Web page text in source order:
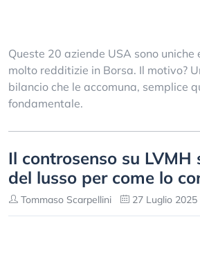
Queste 20 aziende USA sono uniche
molto redditizie in Borsa. Il motivo?
bilancio che le accomuna, semplice
fondamentale.
Il controsenso su LVMH
del lusso per come lo
Tommaso Scarpellini 27 Luglio